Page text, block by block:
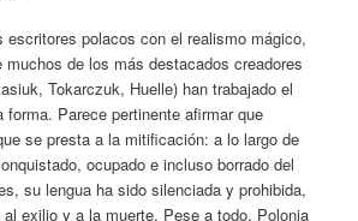
escritores polacos con el realismo mágico,
muchos de los más destacados creadores
Tokarczuk, Huelle) han trabajado el
forma. Parece pertinente afirmar que
se presta a la mitificación: a lo largo de
ocupado e incluso borrado del
su lengua ha sido silenciada y prohibida,
exilio y a la muerte. Pese a todo, Polonia